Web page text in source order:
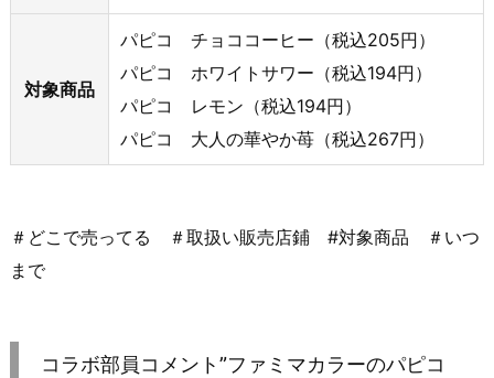
対象商品
パピコ チョココーヒー（税込205円）
パピコ ホワイトサワー（税込194円）
パピコ レモン（税込194円）
パピコ 大人の華やか苺（税込267円）
＃どこで売ってる ＃取扱い販売店鋪 #対象商品 ＃いつ
まで
コラボ部員コメント”ファミマカラーのパピコ